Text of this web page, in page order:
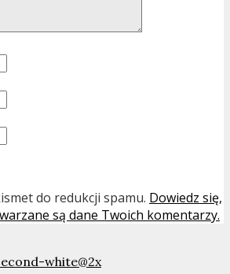
do redukcji spamu. Dowiedz się,
są dane Twoich komentarzy.
white@2x